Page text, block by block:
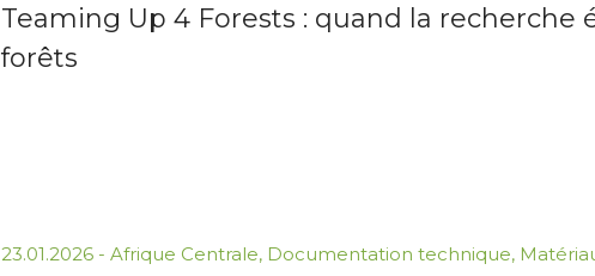
Teaming Up 4 Forests : quand la recherche
forêts
23.01.2026 - Afrique Centrale, Documentation technique,